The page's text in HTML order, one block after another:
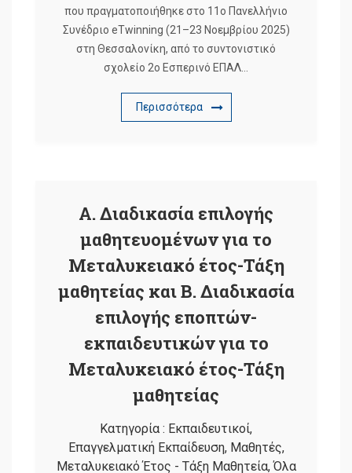
που πραγματοποιήθηκε στο 11ο Πανελλήνιο
Συνέδριο eTwinning (21–23 Νοεμβρίου 2025)
στη Θεσσαλονίκη, από το συντονιστικό
σχολείο 2ο Εσπερινό ΕΠΑΛ…
Περισσότερα
Α. Διαδικασία επιλογής
μαθητευομένων για το
Μεταλυκειακό έτος-Τάξη
μαθητείας και Β. Διαδικασία
επιλογής εποπτών-
εκπαιδευτικών για το
Μεταλυκειακό έτος-Τάξη
μαθητείας
Κατηγορία : Εκπαιδευτικοί,
Επαγγελματική Εκπαίδευση, Μαθητές,
Μεταλυκειακό Έτος - Τάξη Μαθητεία,Όλα